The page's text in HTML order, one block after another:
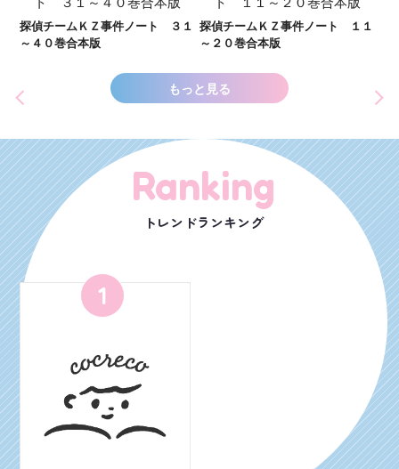
探偵チームＫＺ事件ノート ３１
～４０巻合本版
探偵チームＫＺ事件ノート １１
～２０巻合本版
もっと見る
Ranking
トレンドランキング
1